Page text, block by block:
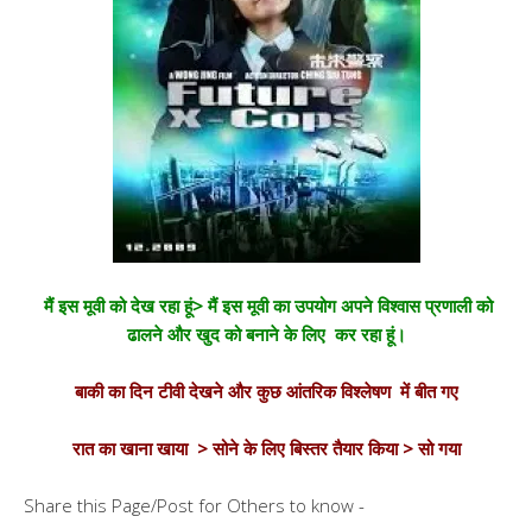
मैं इस मूवी को देख रहा हूं> मैं इस मूवी का उपयोग अपने विश्वास प्रणाली को
ढालने और खुद को बनाने के लिए कर रहा हूं।
बाकी का दिन टीवी देखने और कुछ आंतरिक विश्लेषण में बीत गए
रात का खाना खाया > सोने के लिए बिस्तर तैयार किया > सो गया
Share this Page/Post for Others to know -